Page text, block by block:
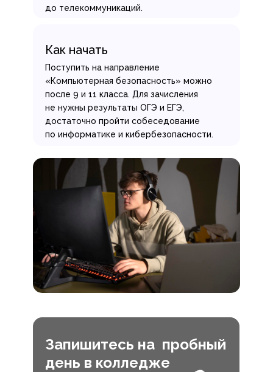
до телекоммуникаций.
Поступить на направление
«Компьютерная безопасность» можно
после 9 и 11 класса. Для зачисления
не нужны результаты ОГЭ и ЕГЭ,
достаточно пройти собеседование
по информатике и кибербезопасности.
Как начать
Запишитесь на пробный
день в колледже